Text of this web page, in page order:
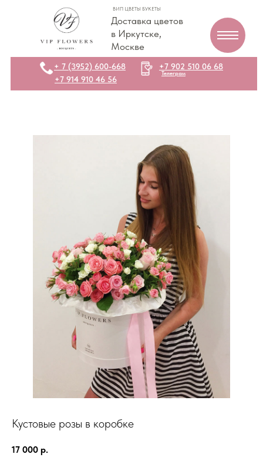
Доставка цветов
в Иркутске,
Москве
ВИП ЦВЕТЫ БУКЕТЫ
+7 914 910 46 56
+7 902 510 06 68
Телеграм
+ 7 (3952) 600-668
Кустовые розы в коробке
17 000 р.